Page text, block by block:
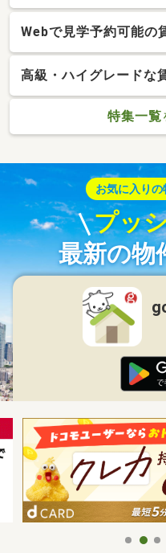
Webで見学予約可能の
高級・ハイグレードな
特集一覧
お気に入りの
プッ
最新の物